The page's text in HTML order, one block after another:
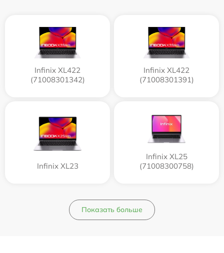
Infinix XL422
(71008301342)
Infinix XL422
(71008301391)
Infinix XL23
Infinix XL25
(71008300758)
Показать больше